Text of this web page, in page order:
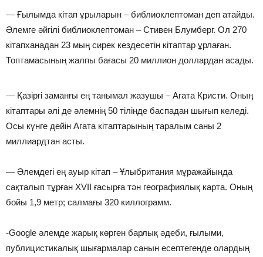
— Ғылымда кітап ұрыларын – библиоклептоман деп атайды.
Әлемге әйгілі библиоклептоман – Стивен Блумберг. Ол 270
кітапханадан 23 мың сирек кездесетін кітаптар ұрлаған.
Топтамасының жалпы бағасы 20 миллион доллардан асады.
— Қазіргі заманғы ең танымал жазушы – Агата Кристи. Оның
кітаптары әлі де әлемнің 50 тілінде баспадан шығып келеді.
Осы күнге дейін Агата кітаптарының таралым саны 2
миллиардтан асты.
— Әлемдегі ең ауыр кітап – Ұлыбритания мұражайында
сақталып тұрған XVII ғасырға тән географиялық карта. Оның
бойы 1,9 метр; салмағы 320 киллограмм.
-Google әлемде жарық көрген барлық әдеби, ғылыми,
публицистикалық шығармалар санын есептегенде олардың